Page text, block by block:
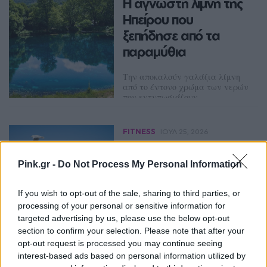
Pink.gr - Do Not Process My Personal Information
If you wish to opt-out of the sale, sharing to third parties, or
processing of your personal or sensitive information for
targeted advertising by us, please use the below opt-out
section to confirm your selection. Please note that after your
opt-out request is processed you may continue seeing
interest-based ads based on personal information utilized by
H άγνωστη λίμνη της
Ηπείρου που
ξεπήδησε από τα
παραμύθια
Την αποκαλούν γαλάζια λίμνη
από το έντονο χρώμα των νερών
που εντυπωσιάζουν
FITNESS
μέσα στη θάλασσα
σώμα χωρίς να το
καταλαβαίνεις
Το περπάτημα στη θάλασσα
είναι μια από τις πιο
αποτελεσματικές και